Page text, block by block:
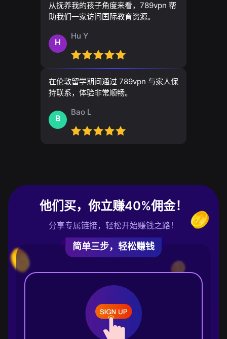
从抚养我的孩子角度来看，789vpn 帮
助我们一家访问国际教育资源。
H
Hu Y
在伦敦留学期间通过 789vpn 与家人保
持联系，体验非常顺畅。
B
Bao L
他们买，你立赚40%佣金！
分享专属链接，轻松开始赚钱之路！
简单三步，轻松赚钱